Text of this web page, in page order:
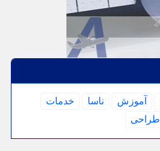
آموزش ناسا
خدمات
طراحی